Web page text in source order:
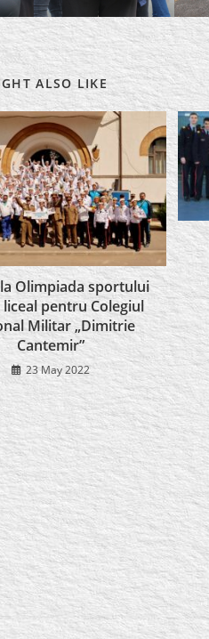
ALSO LIKE
Olimpiada sportului
pentru Colegiul
Militar „Dimitrie
Cantemir”
23 May 2022